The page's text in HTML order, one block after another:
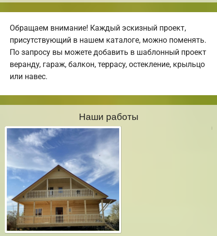
Обращаем внимание! Каждый эскизный проект,
присутствующий в нашем каталоге, можно поменять.
По запросу вы можете добавить в шаблонный проект
веранду, гараж, балкон, террасу, остекление, крыльцо
или навес.
Наши работы